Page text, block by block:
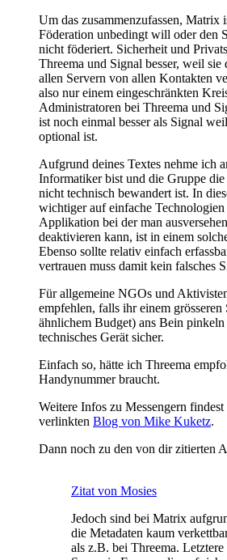
Um das zusammenzufassen, Matrix
Föderation unbedingt will oder den
nicht föderiert. Sicherheit und
Threema und Signal besser, weil sie
allen Servern von allen Kontakten
also nur einem eingeschränkten
Administratoren bei Threema und
ist noch einmal besser als Signal
optional ist.
Aufgrund deines Textes nehme ich
Informatiker bist und die Gruppe
nicht technisch bewandert ist. In
wichtiger auf einfache Technologien
Applikation bei der man
deaktivieren kann, ist in einem
Ebenso sollte relativ einfach
vertrauen muss damit kein falsches
Für allgemeine NGOs und
empfehlen, falls ihr einem
ähnlichem Budget) ans Bein
technisches Gerät sicher.
Einfach so, hätte ich Threema
Handynummer braucht.
Weitere Infos zu Messengern
verlinkten Blog von Mike Kuketz.
Dann noch zu den von dir zitierten
Zitat von Mosies
Jedoch sind bei Matrix
die Metadaten kaum
als z.B. bei Threema. Letztere